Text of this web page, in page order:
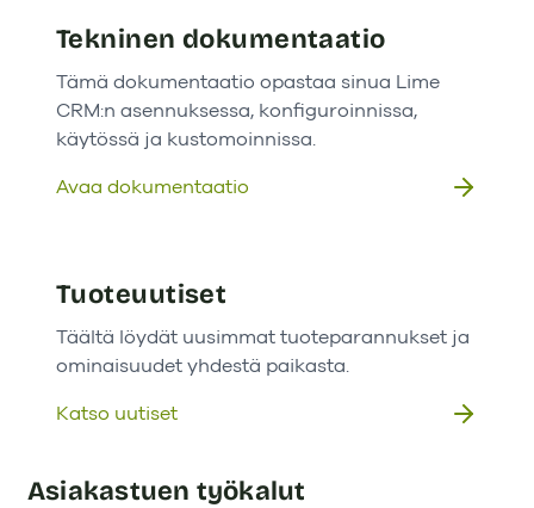
Tekninen dokumentaatio
Tämä dokumentaatio opastaa sinua Lime
CRM:n asennuksessa, konfiguroinnissa,
käytössä ja kustomoinnissa.
Avaa dokumentaatio
Tuoteuutiset
Täältä löydät uusimmat tuoteparannukset ja
ominaisuudet yhdestä paikasta.
Katso uutiset
Asiakastuen työkalut